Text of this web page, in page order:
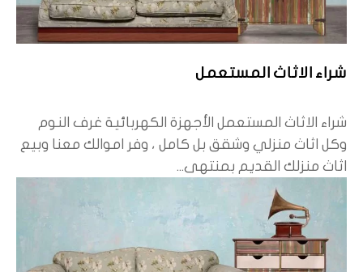
شراء الاثاث المستعمل
شراء الاثاث المستعمل الأجهزة الكهربائية غرف النوم
وكل اثاث منزلي وشقق بل كامل ، وفر اموالك معنا وبيع
اثاث منزلك القديم بمنتهى...